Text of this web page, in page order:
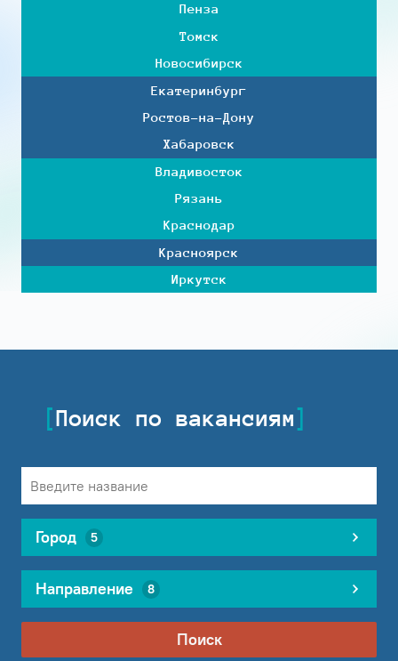
Пенза
Томск
Новосибирск
Екатеринбург
Ростов-на-Дону
Хабаровск
Владивосток
Рязань
Краснодар
Красноярск
Иркутск
Поиск по вакансиям
Город 5
Направление 8
Поиск